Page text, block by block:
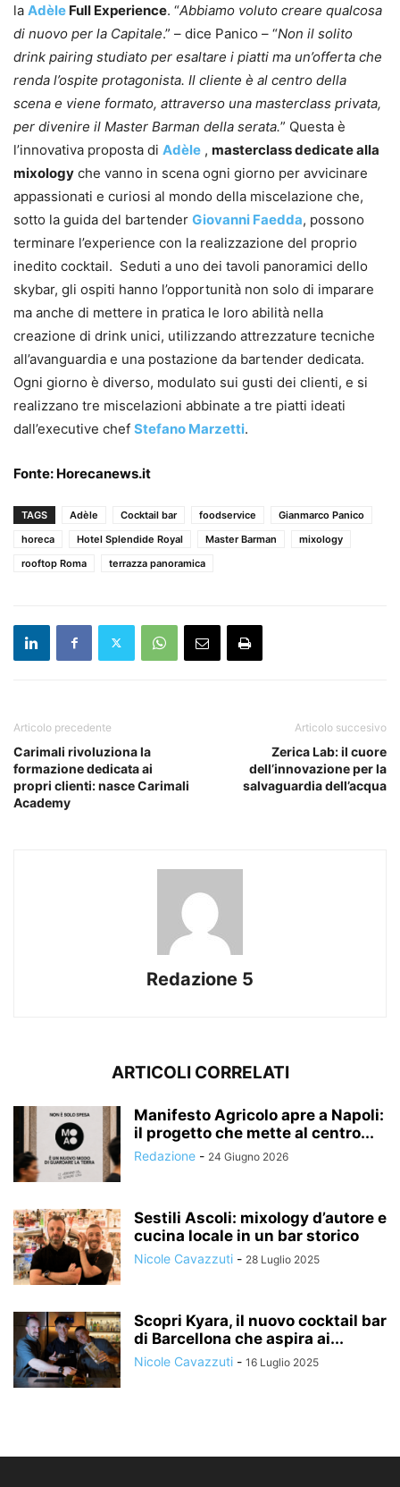
la Adèle Full Experience. “Abbiamo voluto creare qualcosa
di nuovo per la Capitale.” – dice Panico – “Non il solito
drink pairing studiato per esaltare i piatti ma un’offerta che
renda l’ospite protagonista. Il cliente è al centro della
scena e viene formato, attraverso una masterclass privata,
per divenire il Master Barman della serata.” Questa è
l’innovativa proposta di Adèle , masterclass dedicate alla
mixology che vanno in scena ogni giorno per avvicinare
appassionati e curiosi al mondo della miscelazione che,
sotto la guida del bartender Giovanni Faedda, possono
terminare l’experience con la realizzazione del proprio
inedito cocktail. Seduti a uno dei tavoli panoramici dello
skybar, gli ospiti hanno l’opportunità non solo di imparare
ma anche di mettere in pratica le loro abilità nella
creazione di drink unici, utilizzando attrezzature tecniche
all’avanguardia e una postazione da bartender dedicata.
Ogni giorno è diverso, modulato sui gusti dei clienti, e si
realizzano tre miscelazioni abbinate a tre piatti ideati
dall’executive chef Stefano Marzetti.
Fonte: Horecanews.it
TAGS Adèle Cocktail bar foodservice
Gianmarco Panico
horeca
Hotel Splendide Royal Master Barman
mixology
rooftop Roma
terrazza panoramica
Articolo precedente
Carimali rivoluziona la
formazione dedicata ai
propri clienti: nasce Carimali
Academy
Articolo succesivo
Zerica Lab: il cuore
dell’innovazione per la
salvaguardia dell’acqua
Redazione 5
ARTICOLI CORRELATI
Manifesto Agricolo apre a Napoli:
il progetto che mette al centro...
Redazione - 24 Giugno 2026
Sestili Ascoli: mixology d’autore e
cucina locale in un bar storico
Nicole Cavazzuti - 28 Luglio 2025
Scopri Kyara, il nuovo cocktail bar
di Barcellona che aspira ai...
Nicole Cavazzuti - 16 Luglio 2025